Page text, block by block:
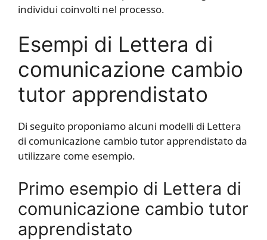
individui coinvolti nel processo.
Esempi di Lettera di
comunicazione cambio
tutor apprendistato
Di seguito proponiamo alcuni modelli di Lettera
di comunicazione cambio tutor apprendistato da
utilizzare come esempio.
Primo esempio di Lettera di
comunicazione cambio tutor
apprendistato